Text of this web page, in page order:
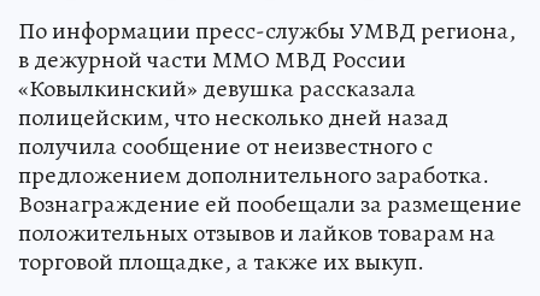
По информации пресс-службы УМВД региона,
в дежурной части ММО МВД России
«Ковылкинский» девушка рассказала
полицейским, что несколько дней назад
получила сообщение от неизвестного с
предложением дополнительного заработка.
Вознаграждение ей пообещали за размещение
положительных отзывов и лайков товарам на
торговой площадке, а также их выкуп.